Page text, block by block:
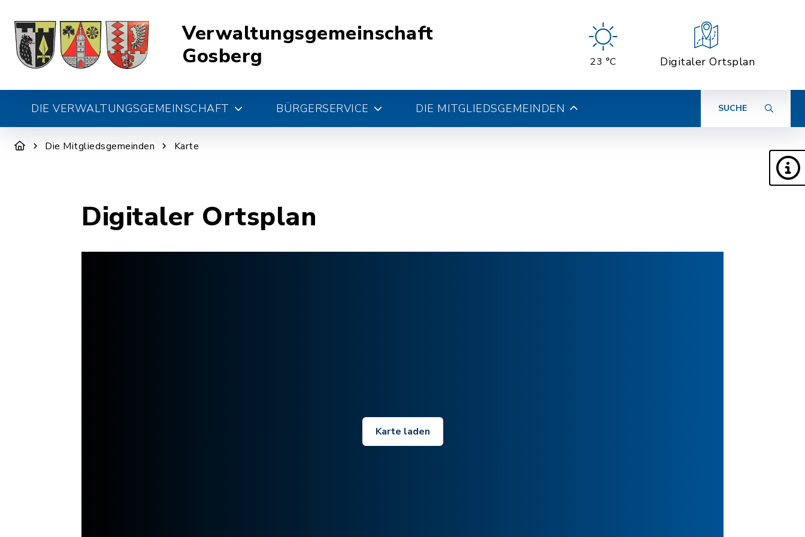
Verwaltungsgemeinschaft
Gosberg
23 °C Digitaler Ortsplan
DIE VERWALTUNGSGEMEINSCHAFT BÜRGERSERVICE DIE MITGLIEDSGEMEINDEN SUCHE
Die Mitgliedsgemeinden Karte
Digitaler Ortsplan
Karte laden